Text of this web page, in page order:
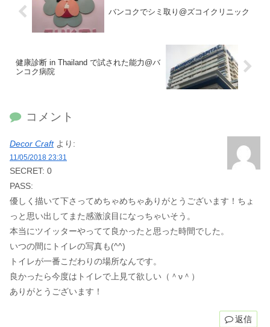
バンコクでシミ取り@ズコイクリニック
健康診断 in Thailand で試された能力@バ
ンコク病院
コメント
Decor Craft より:
11/05/2018 23:31
SECRET: 0
PASS:
優しく描いて下さってめちゃめちゃありがとうございます！ちょ
っと思い出してまた感激涙目になっちゃいそう。
本当にツイッターやってて良かったと思った時間でした。
いつの間にトイレの写真も(^^)
トイレが一番こだわりの場所なんです。
良かったら今度はトイレで上見て欲しい（＾ν＾）
ありがとうございます！
返信